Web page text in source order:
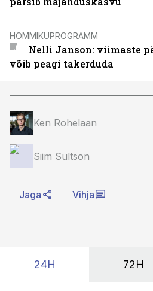
HOMMIKUPROGRAMM
Nelli Janson: viimaste
võib peagi takerduda
Ken Rohelaan
Siim Sultson
Jaga Vihja
24H 72H